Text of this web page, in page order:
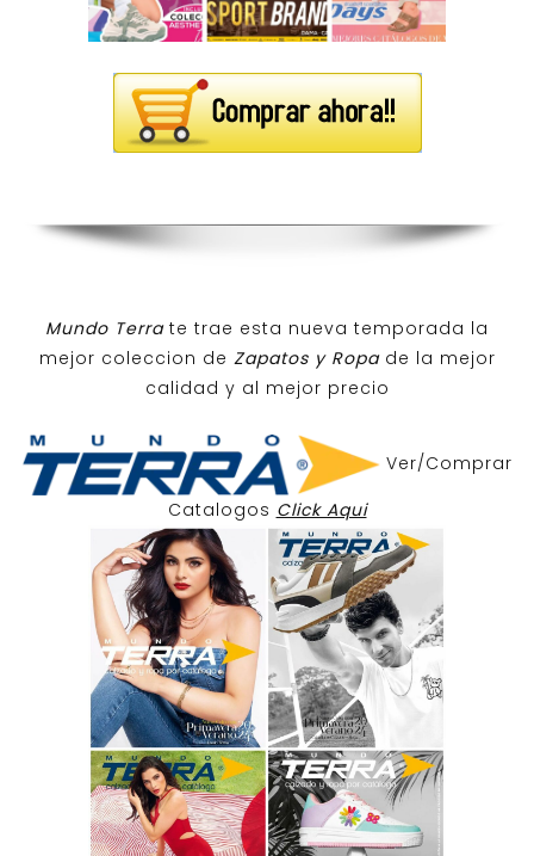
Mundo Terra te trae esta nueva temporada la
mejor coleccion de Zapatos y Ropa de la mejor
calidad y al mejor precio
Ver/Comprar
Catalogos Click Aqui